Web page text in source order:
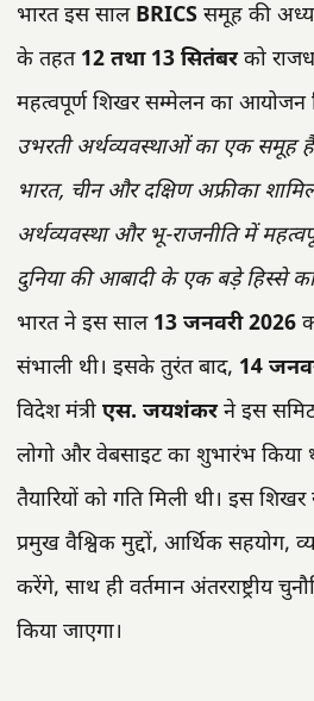
भारत इस साल BRICS समूह की
के तहत 12 तथा 13 सितंबरको
महत्वपूर्ण शिखर सम्मेलन का आयोजन
उभरती अर्थव्यवस्थाओं का एक समूह
भारत, चीन और दक्षिण अफ्रीका
अर्थव्यवस्था और भू-राजनीति में
दुनिया की आबादी के एक बड़े हिस्से का
भारत ने इस साल 13 जनवरी 2026
संभाली थी। इसके तुरंत बाद, 14
विदेश मंत्री एस. जयशंकरने इस
लोगो और वेबसाइट का शुभारंभ
तैयारियों को गति मिली थी। इस
प्रमुख वैश्विक मुद्दों, आर्थिक सहयोग,
करेंगे, साथ ही वर्तमान अंतरराष्ट्रीय
किया जाएगा।